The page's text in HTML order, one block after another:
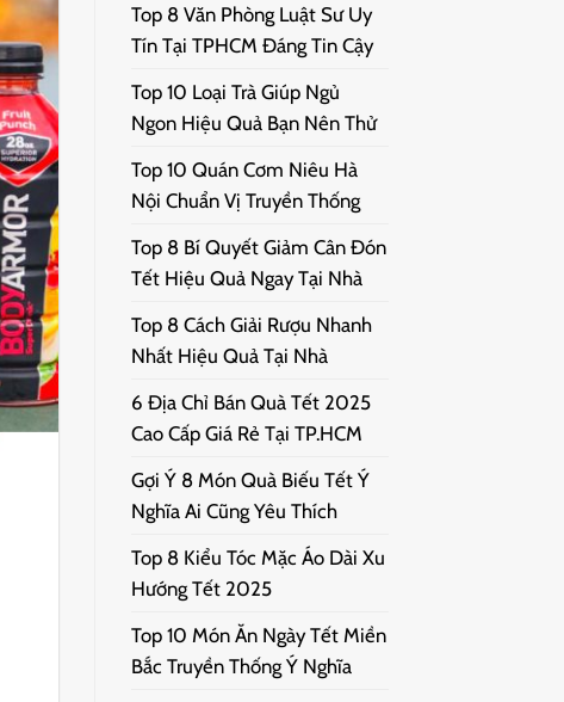
Top 8 Văn Phòng Luật Sư Uy
Tín Tại TPHCM Đáng Tin Cậy
Top 10 Loại Trà Giúp Ngủ
Ngon Hiệu Quả Bạn Nên Thử
Top 10 Quán Cơm Niêu Hà
Nội Chuẩn Vị Truyền Thống
Top 8 Bí Quyết Giảm Cân Đón
Tết Hiệu Quả Ngay Tại Nhà
Top 8 Cách Giải Rượu Nhanh
Nhất Hiệu Quả Tại Nhà
6 Địa Chỉ Bán Quà Tết 2025
Cao Cấp Giá Rẻ Tại TP.HCM
Gợi Ý 8 Món Quà Biếu Tết Ý
Nghĩa Ai Cũng Yêu Thích
Top 8 Kiểu Tóc Mặc Áo Dài Xu
Hướng Tết 2025
Top 10 Món Ăn Ngày Tết Miền
Bắc Truyền Thống Ý Nghĩa